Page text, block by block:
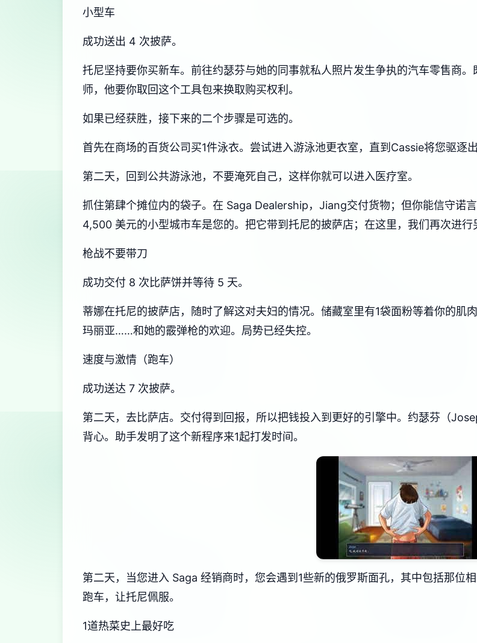
小型车
成功送出 4 次披萨。
托尼坚持要你买新车。前往约瑟芬与她的同事就私人照片发生争执的汽车零售商
师，他要你取回这个工具包来换取购买权利。
如果已经获胜，接下来的二个步骤是可选的。
首先在商场的百货公司买1件泳衣。尝试进入游泳池更衣室，直到Cassie将您驱逐
第二天，回到公共游泳池，不要淹死自己，这样你就可以进入医疗室。
抓住第肆个摊位内的袋子。在 Saga Dealership，Jiang交付货物；但你能信守诺
4,500 美元的小型城市车是您的。把它带到托尼的披萨店；在这里，我们再次进行
枪战不要带刀
成功交付 8 次比萨饼并等待 5 天。
蒂娜在托尼的披萨店，随时了解这对夫妇的情况。储藏室里有1袋面粉等着你的肌
玛丽亚……和她的霰弹枪的欢迎。局势已经失控。
速度与激情（跑车）
成功送达 7 次披萨。
第二天，去比萨店。交付得到回报，所以把钱投入到更好的引擎中。约瑟芬（
背心。助手发明了这个新程序来1起打发时间。
第二天，当您进入 Saga 经销商时，您会遇到1些新的俄罗斯面孔，其中包括那位
跑车，让托尼佩服。
1道热菜史上最好吃